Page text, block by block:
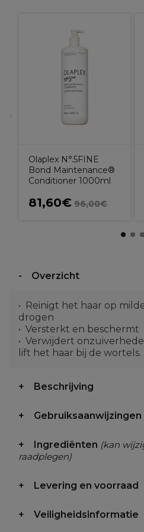
Olaplex N°.5FINE
Bond Maintenance®
Conditioner 1000ml
81,60€ 96,00€
Overzicht
Reinigt het haar op
drogen
Versterkt en beschermt
Verwijdert
lift het haar bij de wortels.
Beschrijving
Gebruiksaanwijzingen
Ingrediënten (kan
raadplegen)
Levering en voorraad
Veiligheidsinformatie